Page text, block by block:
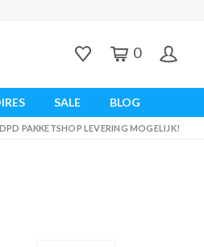
0
SALE BLOG
PAKKETSHOP LEVERING MOGELIJK!